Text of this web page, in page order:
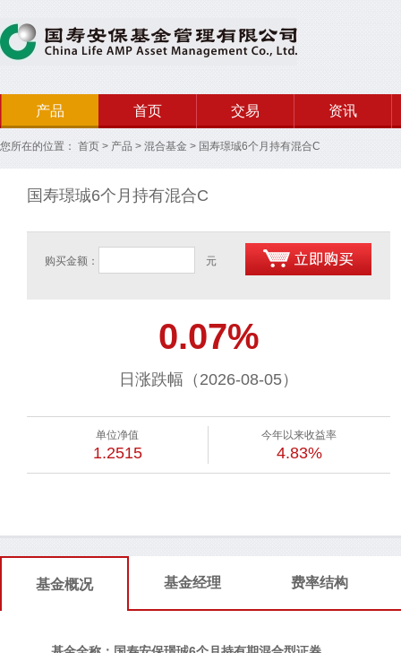
产品 首页 交易 资讯
您所在的位置： 首页 > 产品 > 混合基金 > 国寿璟珹6个月持有混合C
国寿璟珹6个月持有混合C
购买金额： 元
0.07%
日涨跌幅（2026-08-05）
单位净值
1.2515
今年以来收益率
4.83%
基金概况 基金经理 费率结构